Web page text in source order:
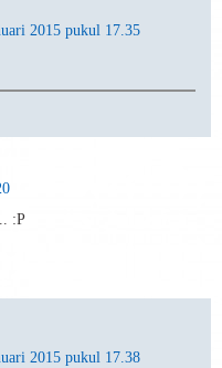
2015 pukul 17.35
:P
2015 pukul 17.38